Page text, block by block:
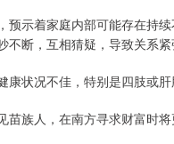
预示着家庭内部可能存在持
断，互相猜疑，导致关系紧
状况不佳，特别是四肢或
族人，在南方寻求财富时